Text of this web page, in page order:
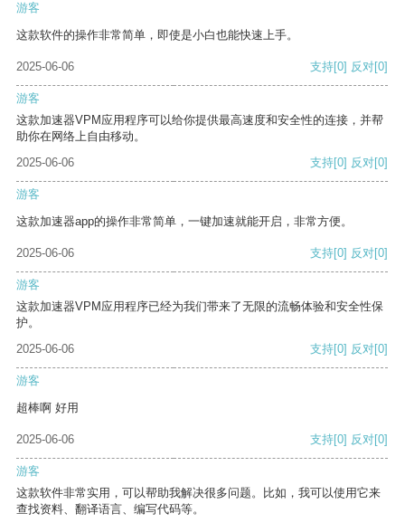
游客
这款软件的操作非常简单，即使是小白也能快速上手。
2025-06-06 支持[0] 反对[0]
游客
这款加速器VPM应用程序可以给你提供最高速度和安全性的连接，并帮
助你在网络上自由移动。
2025-06-06
支持[0] 反对[0]
游客
这款加速器app的操作非常简单，一键加速就能开启，非常方便。
2025-06-06 支持[0] 反对[0]
游客
这款加速器VPM应用程序已经为我们带来了无限的流畅体验和安全性保
护。
2025-06-06
支持[0] 反对[0]
游客
超棒啊 好用
2025-06-06 支持[0] 反对[0]
游客
这款软件非常实用，可以帮助我解决很多问题。比如，我可以使用它来
查找资料、翻译语言、编写代码等。